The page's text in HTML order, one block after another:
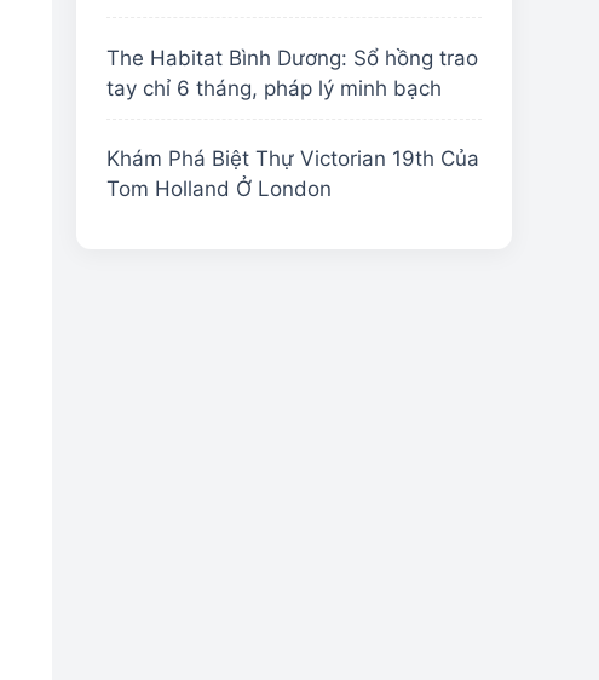
The Habitat Bình Dương: Sổ hồng trao
tay chỉ 6 tháng, pháp lý minh bạch
Khám Phá Biệt Thự Victorian 19th Của
Tom Holland Ở London